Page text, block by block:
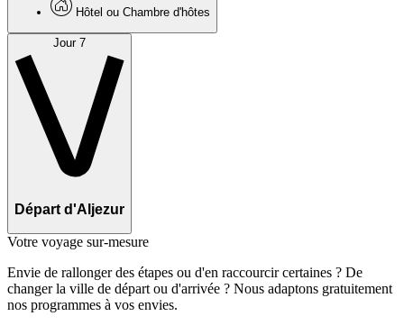
Hôtel ou Chambre d'hôtes
Jour 7
Départ d'Aljezur
Votre voyage sur-mesure
Envie de rallonger des étapes ou d'en raccourcir certaines ? De
changer la ville de départ ou d'arrivée ? Nous adaptons gratuitement
nos programmes à vos envies.